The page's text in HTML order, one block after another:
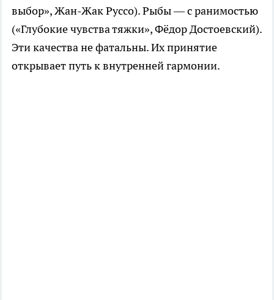
выбор», Жан-Жак Руссо). Рыбы — с ранимостью
(«Глубокие чувства тяжки», Фёдор Достоевский).
Эти качества не фатальны. Их принятие
открывает путь к внутренней гармонии.